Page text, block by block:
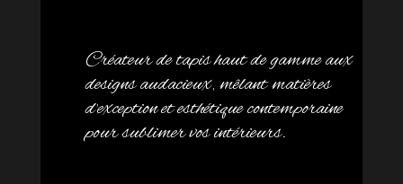
Créateur de tapis haut de gamme aux
designs audacieux, mêlant matières
d’exception et esthétique contemporaine
pour sublimer vos intérieurs.